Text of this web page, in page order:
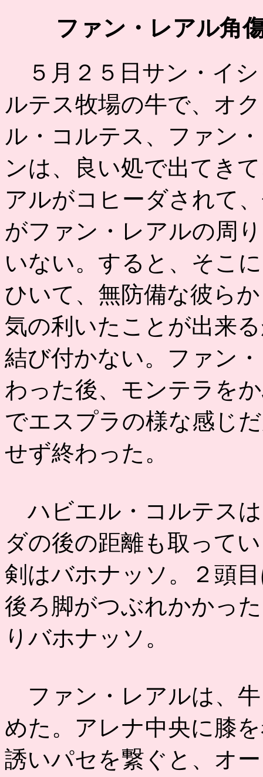
ファン・レアル角
５月２５日サン・イ
ルテス牧場の牛で、オ
ル・コルテス、ファン
ンは、良い処で出てき
アルがコヒーダされて
がファン・レアルの周
いない。すると、そこ
ひいて、無防備な彼ら
気の利いたことが出来
結び付かない。ファン
わった後、モンテラを
でエスプラの様な感じ
せず終わった。
ハビエル・コルテス
ダの後の距離も取って
剣はバホナッソ。２頭
後ろ脚がつぶれかかっ
りバホナッソ。
ファン・レアルは、
めた。アレナ中央に膝
誘いパセを繋ぐと、オ